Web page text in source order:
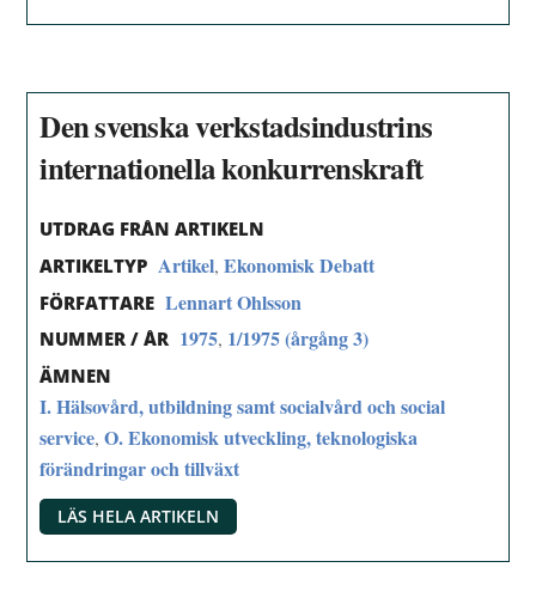
Den svenska verkstadsindustrins
internationella konkurrenskraft
UTDRAG FRÅN ARTIKELN
ARTIKELTYP Artikel,Ekonomisk Debatt
FÖRFATTARE Lennart Ohlsson
NUMMER / ÅR 1975, 1/1975 (årgång 3)
ÄMNEN
I. Hälsovård, utbildning samt socialvård och social
service,O. Ekonomisk utveckling, teknologiska
förändringar och tillväxt
LÄS HELA ARTIKELN